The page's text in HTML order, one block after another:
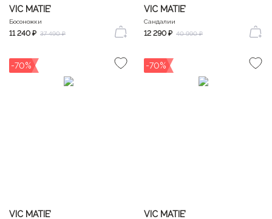
VIC MATIE’
Босоножки
11 240 ₽ 37 490 ₽
VIC MATIE’
Сандалии
12 290 ₽ 40 990 ₽
-70%
VIC MATIE’
-70%
VIC MATIE’